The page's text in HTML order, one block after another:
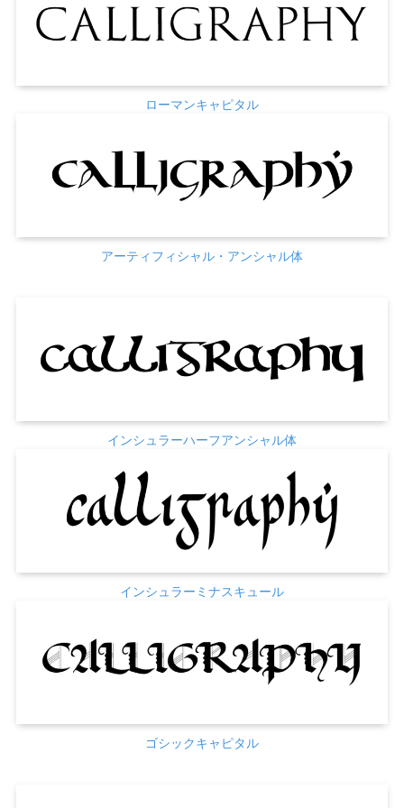
ローマンキャピタル
アーティフィシャル・アンシャル体
インシュラーハーフアンシャル体
インシュラーミナスキュール
ゴシックキャピタル